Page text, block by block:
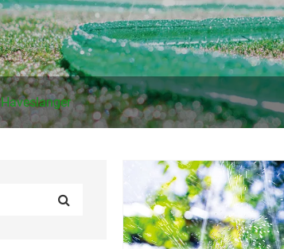
Haveslanger